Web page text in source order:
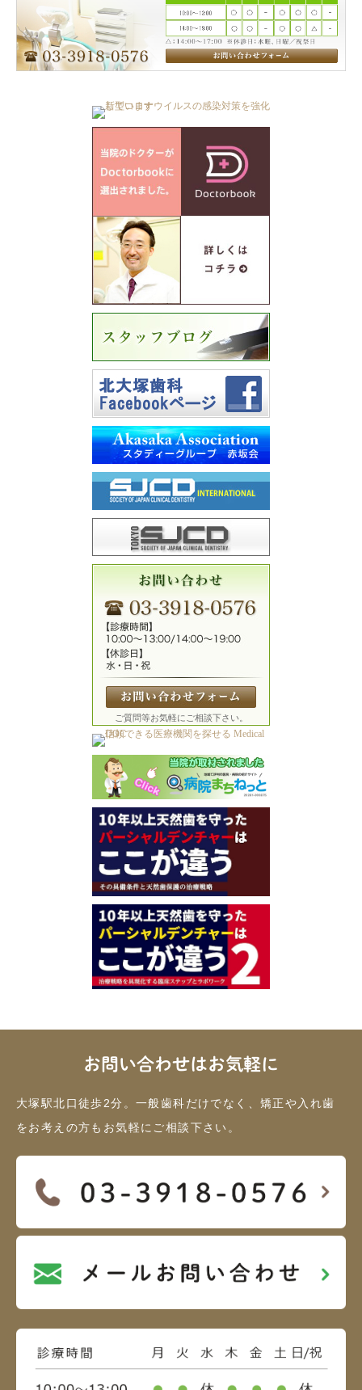
ご質問等お気軽にご相談下さい。
お問い合わせはお気軽に
大塚駅北口徒歩2分。一般歯科だけでなく、矯正や入れ歯
をお考えの方もお気軽にご相談下さい。